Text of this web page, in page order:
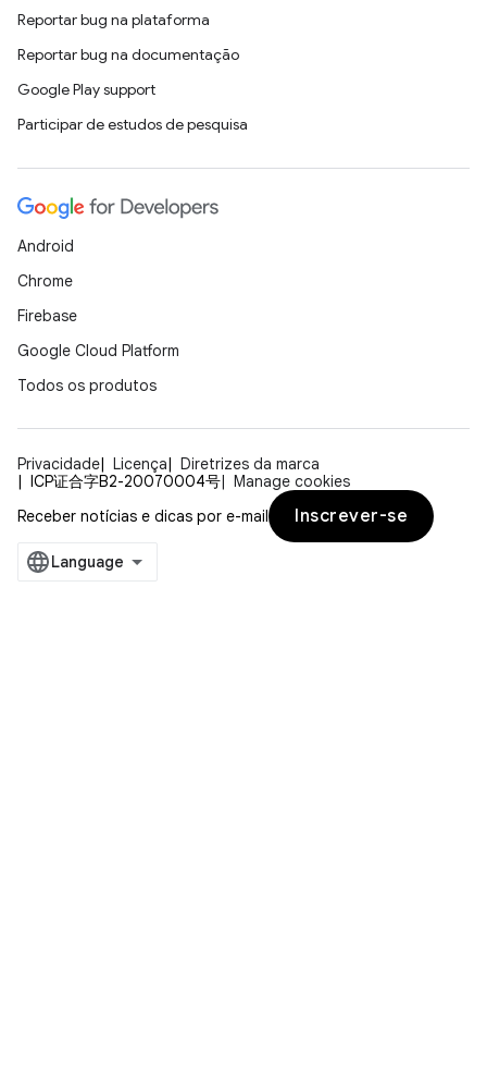
Reportar bug na plataforma
Reportar bug na documentação
Google Play support
Participar de estudos de pesquisa
Android
Chrome
Firebase
Google Cloud Platform
Todos os produtos
Privacidade Licença
Diretrizes da marca
ICP证合字B2-20070004号
Manage cookies
Receber notícias e dicas por e-mail
Inscrever-se